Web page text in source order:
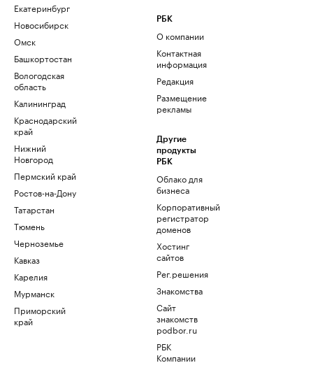
Екатеринбург
Новосибирск
Омск
Башкортостан
Вологодская
область
Калининград
Краснодарский
край
Нижний
Новгород
Пермский край
Ростов-на-Дону
Татарстан
Тюмень
Черноземье
Кавказ
Карелия
Мурманск
Приморский
край
РБК
О компании
Контактная
информация
Редакция
Размещение
рекламы
Другие
продукты
РБК
Облако для
бизнеса
Корпоративный
регистратор
доменов
Хостинг
сайтов
Рег.решения
Знакомства
Сайт
знакомств
podbor.ru
РБК
Компании